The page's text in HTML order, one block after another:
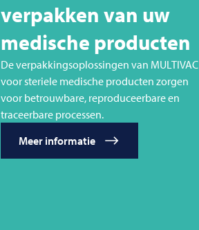
verpakken van uw
medische producten
De verpakkingsoplossingen van MULTIVAC
voor steriele medische producten zorgen
voor betrouwbare, reproduceerbare en
traceerbare processen.
Meer informatie